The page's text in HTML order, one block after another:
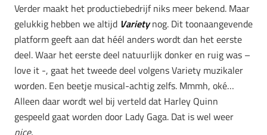
Verder maakt het productiebedrijf niks meer bekend. Maar
gelukkig hebben we altijd Variety nog. Dit toonaangevende
platform geeft aan dat héél anders wordt dan het eerste
deel. Waar het eerste deel natuurlijk donker en ruig was –
love it -, gaat het tweede deel volgens Variety muzikaler
worden. Een beetje musical-achtig zelfs. Mmmh, oké…
Alleen daar wordt wel bij verteld dat Harley Quinn
gespeeld gaat worden door Lady Gaga. Dat is wel weer
nice.